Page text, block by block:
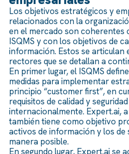
Los objetivos estratégicos y
relacionados con la
en el mercado son coherentes
ISQMS y con los objetivos de
información. Estos se articulan
rectores que se detallan a
En primer lugar, el ISQMS
medidas para implementar
principio “customer first”, en
requisitos de calidad y
internacionalmente. Expert.ai,
también tiene como objetivo
activos de información y los de
manera posible.
En segundo lugar, Expert.ai se